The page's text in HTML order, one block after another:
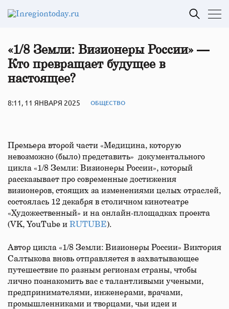
«1/8 Земли: Визионеры России» —
Кто превращает будущее в
настоящее?
8:11, 11 ЯНВАРЯ 2025 ОБЩЕСТВО
Премьера второй части «Медицина, которую
невозможно (было) представить» документального
цикла «1/8 Земли: Визионеры России», который
рассказывает про современные достижения
визионеров, стоящих за изменениями целых отраслей,
состоялась 12 декабря в столичном кинотеатре
«Художественный» и на онлайн-площадках проекта
(VK, YouTube и RUTUBE).
Автор цикла «1/8 Земли: Визионеры России» Виктория
Салтыкова вновь отправляется в захватывающее
путешествие по разным регионам страны, чтобы
лично познакомить вас с талантливыми учеными,
предпринимателями, инженерами, врачами,
промышленниками и творцами, чьи идеи и